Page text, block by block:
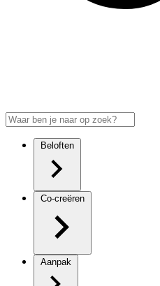
Beloften
Co-creëren
Aanpak